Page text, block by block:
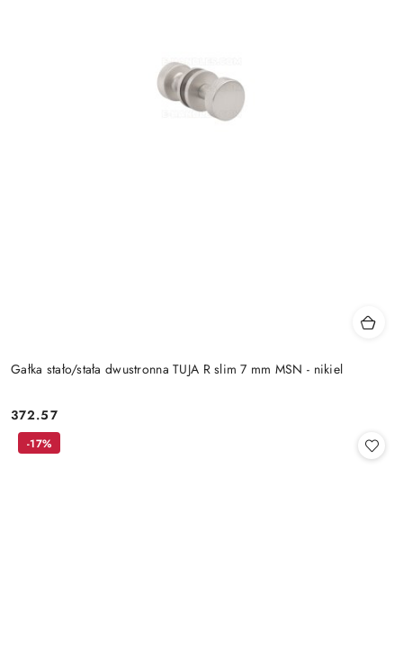
Gałka stało/stała dwustronna TUJA R slim 7 mm MSN - nikiel
Cena:
372.57
-17%